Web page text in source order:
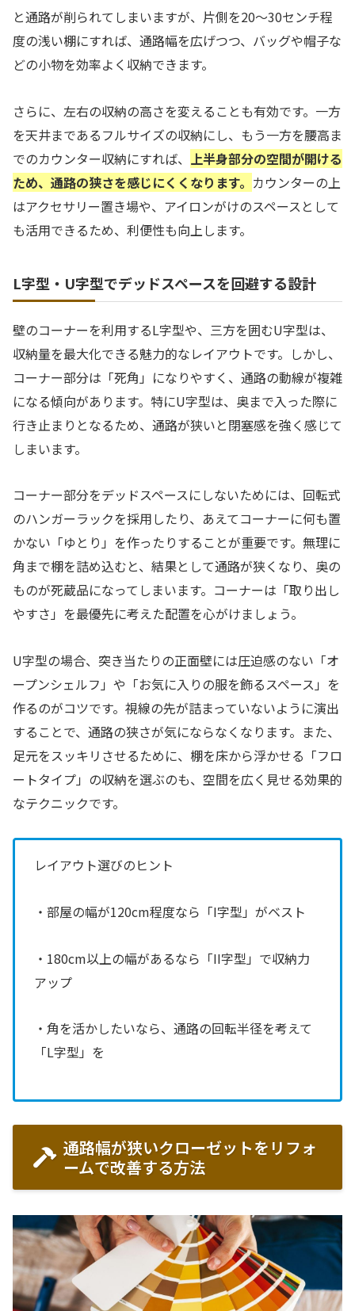
と通路が削られてしまいますが、片側を20〜30センチ程
度の浅い棚にすれば、通路幅を広げつつ、バッグや帽子な
どの小物を効率よく収納できます。
さらに、左右の収納の高さを変えることも有効です。一方
を天井まであるフルサイズの収納にし、もう一方を腰高ま
でのカウンター収納にすれば、
上半身部分の空間が開ける
ため、通路の狭さを感じにくくなります。 カウンターの上
はアクセサリー置き場や、アイロンがけのスペースとして
も活用できるため、利便性も向上します。
L字型・U字型でデッドスペースを回避する設計
壁のコーナーを利用するL字型や、三方を囲むU字型は、
収納量を最大化できる魅力的なレイアウトです。しかし、
コーナー部分は「死角」になりやすく、通路の動線が複雑
になる傾向があります。特にU字型は、奥まで入った際に
行き止まりとなるため、通路が狭いと閉塞感を強く感じて
しまいます。
コーナー部分をデッドスペースにしないためには、回転式
のハンガーラックを採用したり、あえてコーナーに何も置
かない「ゆとり」を作ったりすることが重要です。無理に
角まで棚を詰め込むと、結果として通路が狭くなり、奥の
ものが死蔵品になってしまいます。コーナーは「取り出し
やすさ」を最優先に考えた配置を心がけましょう。
U字型の場合、突き当たりの正面壁には圧迫感のない「オ
ープンシェルフ」や「お気に入りの服を飾るスペース」を
作るのがコツです。視線の先が詰まっていないように演出
することで、通路の狭さが気にならなくなります。また、
足元をスッキリさせるために、棚を床から浮かせる「フロ
ートタイプ」の収納を選ぶのも、空間を広く見せる効果的
なテクニックです。
レイアウト選びのヒント
・部屋の幅が120cm程度なら「I字型」がベスト
・180cm以上の幅があるなら「II字型」で収納力
アップ
・角を活かしたいなら、通路の回転半径を考えて
「L字型」を
通路幅が狭いクローゼットをリフォ
ームで改善する方法